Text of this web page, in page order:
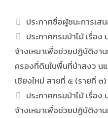
ประกาศชื่อผู้ชนะการเส
ประกาศกรมป่าไม้ เรื่อง
จ้างเหมาเพื่อช่วยปฏิบัติงา
ครองที่ดินในพื้นที่ป่าสงว น
เชียงใหม่ สายที่ ๕ (รายที่ ๓)
ประกาศกรมป่าไม้ เรื่อง
จ้างเหมาเพื่อช่วยปฏิบัติงา